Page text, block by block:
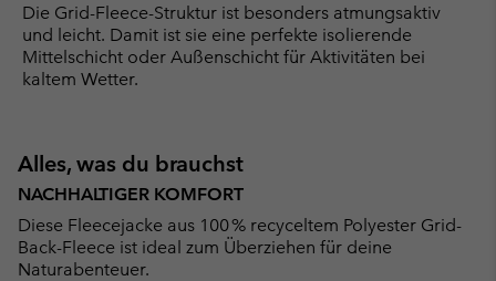
Die Grid-Fleece-Struktur ist besonders atmungsaktiv
und leicht. Damit ist sie eine perfekte isolierende
Mittelschicht oder Außenschicht für Aktivitäten bei
kaltem Wetter.
Alles, was du brauchst
NACHHALTIGER KOMFORT
Diese Fleecejacke aus 100 % recyceltem Polyester Grid-
Back-Fleece ist ideal zum Überziehen für deine
Naturabenteuer.